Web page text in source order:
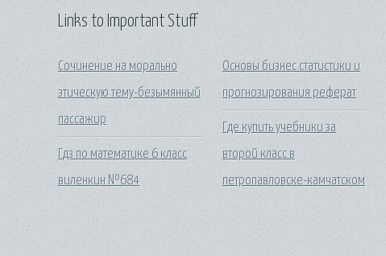
Links to Important Stuff
Сочинение на морально
этическую тему-безымянный
пассажир
Гдз по математике 6 класс
виленкин №684
Основы бизнес статистики и
прогнозирования реферат
Где купить учебники за
второй класс в
петропавловске-камчатском